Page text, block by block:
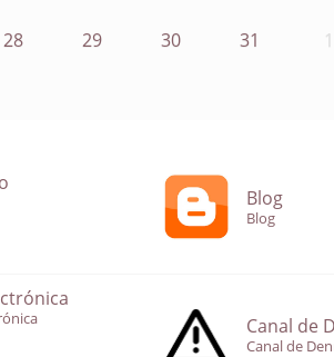
28 29 30 31 1
Blog
Blog
Canal de
Canal de